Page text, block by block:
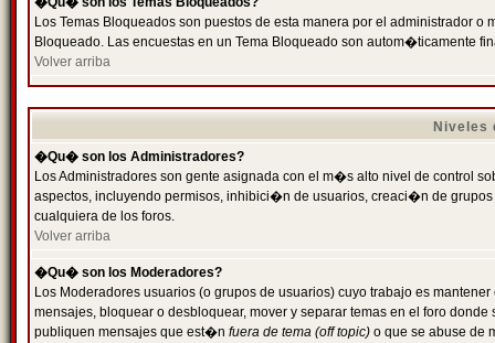
Los Temas Bloqueados son puestos de esta manera por el administrador
Bloqueado. Las encuestas en un Tema Bloqueado son autom�ticamente
Volver arriba
Niveles
�Qu� son los Administradores?
Los Administradores son gente asignada con el m�s alto nivel de control
aspectos, incluyendo permisos, inhibici�n de usuarios, creaci�n de
cualquiera de los foros.
Volver arriba
�Qu� son los Moderadores?
Los Moderadores usuarios (o grupos de usuarios) cuyo trabajo es
mensajes, bloquear o desbloquear, mover y separar temas en el foro
publiquen mensajes que est�n fuera de tema (off topic) o que se abuse de